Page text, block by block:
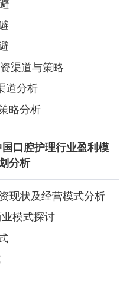
渠道与策略
道分析
略分析
口腔护理行业盈利模
分析
现状及经营模式分析
模式探讨